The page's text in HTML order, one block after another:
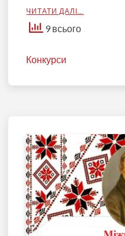
ЧИТАТИ ДАЛІ…
9 всього
Конкурси